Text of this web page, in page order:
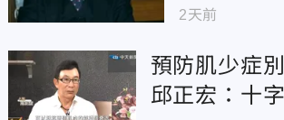
光
2天前
預防肌少症
邱正宏：十